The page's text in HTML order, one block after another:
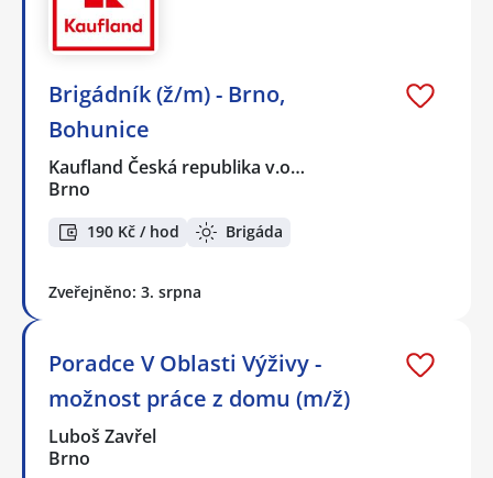
Brigádník (ž/m) - Brno,
Bohunice
Kaufland Česká republika v.o…
Brno
190 Kč / hod Brigáda
Zveřejněno: 3. srpna
Poradce V Oblasti Výživy -
možnost práce z domu (m/ž)
Luboš Zavřel
Brno